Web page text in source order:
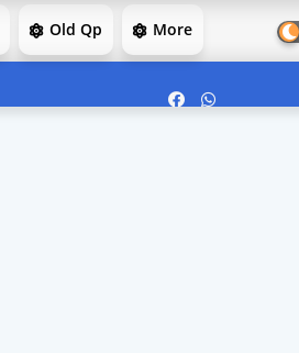
Old Qp More